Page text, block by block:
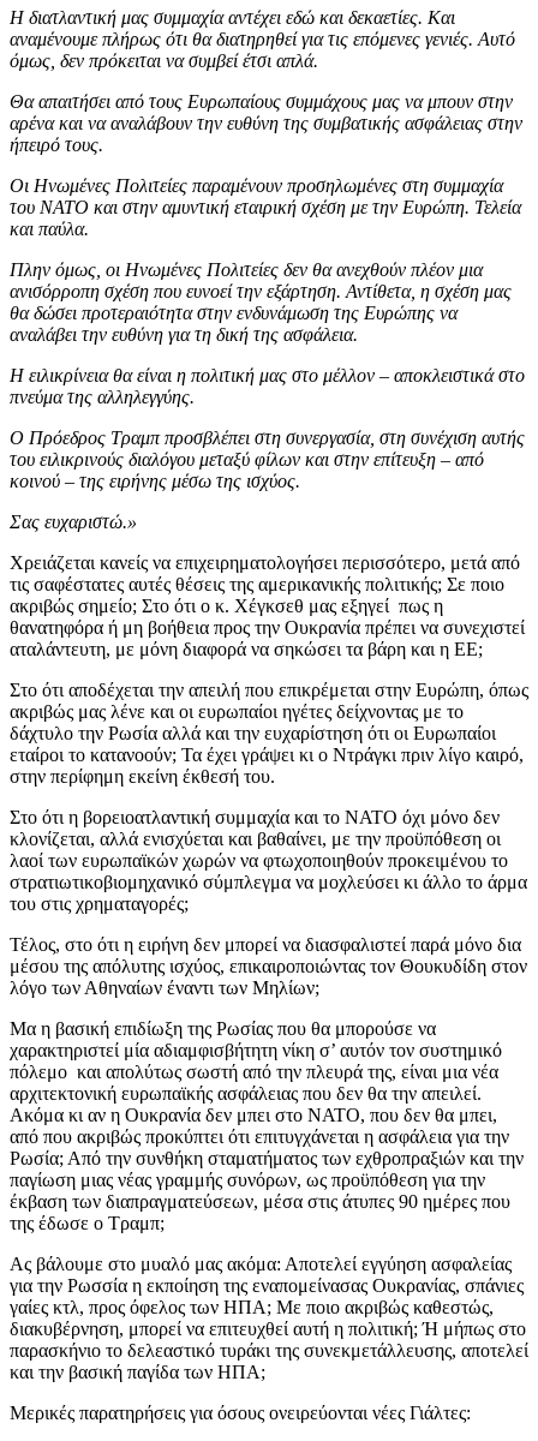
Η διατλαντική μας συμμαχία αντέχει εδώ και δεκαετίες. Και
αναμένουμε πλήρως ότι θα διατηρηθεί για τις επόμενες γενιές. Αυτό
όμως, δεν πρόκειται να συμβεί έτσι απλά.
Θα απαιτήσει από τους Ευρωπαίους συμμάχους μας να μπουν στην
αρένα και να αναλάβουν την ευθύνη της συμβατικής ασφάλειας στην
ήπειρό τους.
Οι Ηνωμένες Πολιτείες παραμένουν προσηλωμένες στη συμμαχία
του ΝΑΤΟ και στην αμυντική εταιρική σχέση με την Ευρώπη. Τελεία
και παύλα.
Πλην όμως, οι Ηνωμένες Πολιτείες δεν θα ανεχθούν πλέον μια
ανισόρροπη σχέση που ευνοεί την εξάρτηση. Αντίθετα, η σχέση μας
θα δώσει προτεραιότητα στην ενδυνάμωση της Ευρώπης να
αναλάβει την ευθύνη για τη δική της ασφάλεια.
Η ειλικρίνεια θα είναι η πολιτική μας στο μέλλον – αποκλειστικά στο
πνεύμα της αλληλεγγύης.
Ο Πρόεδρος Τραμπ προσβλέπει στη συνεργασία, στη συνέχιση αυτής
του ειλικρινούς διαλόγου μεταξύ φίλων και στην επίτευξη – από
κοινού – της ειρήνης μέσω της ισχύος.
Σας ευχαριστώ.»
Χρειάζεται κανείς να επιχειρηματολογήσει περισσότερο, μετά από
τις σαφέστατες αυτές θέσεις της αμερικανικής πολιτικής; Σε ποιο
ακριβώς σημείο; Στο ότι ο κ. Χέγκσεθ μας εξηγεί πως η
θανατηφόρα ή μη βοήθεια προς την Ουκρανία πρέπει να συνεχιστεί
αταλάντευτη, με μόνη διαφορά να σηκώσει τα βάρη και η ΕΕ;
Στο ότι αποδέχεται την απειλή που επικρέμεται στην Ευρώπη, όπως
ακριβώς μας λένε και οι ευρωπαίοι ηγέτες δείχνοντας με το
δάχτυλο την Ρωσία αλλά και την ευχαρίστηση ότι οι Ευρωπαίοι
εταίροι το κατανοούν; Τα έχει γράψει κι ο Ντράγκι πριν λίγο καιρό,
στην περίφημη εκείνη έκθεσή του.
Στο ότι η βορειοατλαντική συμμαχία και το ΝΑΤΟ όχι μόνο δεν
κλονίζεται, αλλά ενισχύεται και βαθαίνει, με την προϋπόθεση οι
λαοί των ευρωπαϊκών χωρών να φτωχοποιηθούν προκειμένου το
στρατιωτικοβιομηχανικό σύμπλεγμα να μοχλεύσει κι άλλο το άρμα
του στις χρηματαγορές;
Τέλος, στο ότι η ειρήνη δεν μπορεί να διασφαλιστεί παρά μόνο δια
μέσου της απόλυτης ισχύος, επικαιροποιώντας τον Θουκυδίδη στον
λόγο των Αθηναίων έναντι των Μηλίων;
Μα η βασική επιδίωξη της Ρωσίας που θα μπορούσε να
χαρακτηριστεί μία αδιαμφισβήτητη νίκη σ’ αυτόν τον συστημικό
πόλεμο και απολύτως σωστή από την πλευρά της, είναι μια νέα
αρχιτεκτονική ευρωπαϊκής ασφάλειας που δεν θα την απειλεί.
Ακόμα κι αν η Ουκρανία δεν μπει στο ΝΑΤΟ, που δεν θα μπει,
από που ακριβώς προκύπτει ότι επιτυγχάνεται η ασφάλεια για την
Ρωσία; Από την συνθήκη σταματήματος των εχθροπραξιών και την
παγίωση μιας νέας γραμμής συνόρων, ως προϋπόθεση για την
έκβαση των διαπραγματεύσεων, μέσα στις άτυπες 90 ημέρες που
της έδωσε ο Τραμπ;
Ας βάλουμε στο μυαλό μας ακόμα: Αποτελεί εγγύηση ασφαλείας
για την Ρωσσία η εκποίηση της εναπομείνασας Ουκρανίας, σπάνιες
γαίες κτλ, προς όφελος των ΗΠΑ; Με ποιο ακριβώς καθεστώς,
διακυβέρνηση, μπορεί να επιτευχθεί αυτή η πολιτική; Ή μήπως στο
παρασκήνιο το δελεαστικό τυράκι της συνεκμετάλλευσης, αποτελεί
και την βασική παγίδα των ΗΠΑ;
Μερικές παρατηρήσεις για όσους ονειρεύονται νέες Γιάλτες: